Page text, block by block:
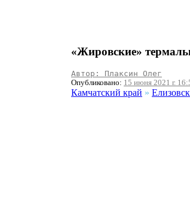
«Жировские»
Автор: Плаксин Олег
Опубликовано: 15 июня 2021 г.
Камчатский край »